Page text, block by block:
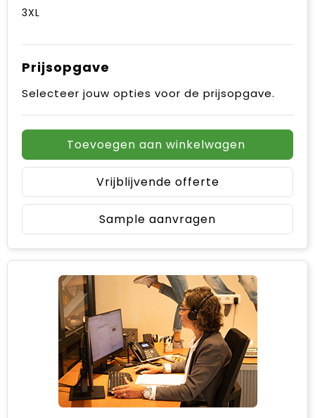
3XL
Prijsopgave
Selecteer jouw opties voor de prijsopgave.
Toevoegen aan winkelwagen
Vrijblijvende offerte
Sample aanvragen